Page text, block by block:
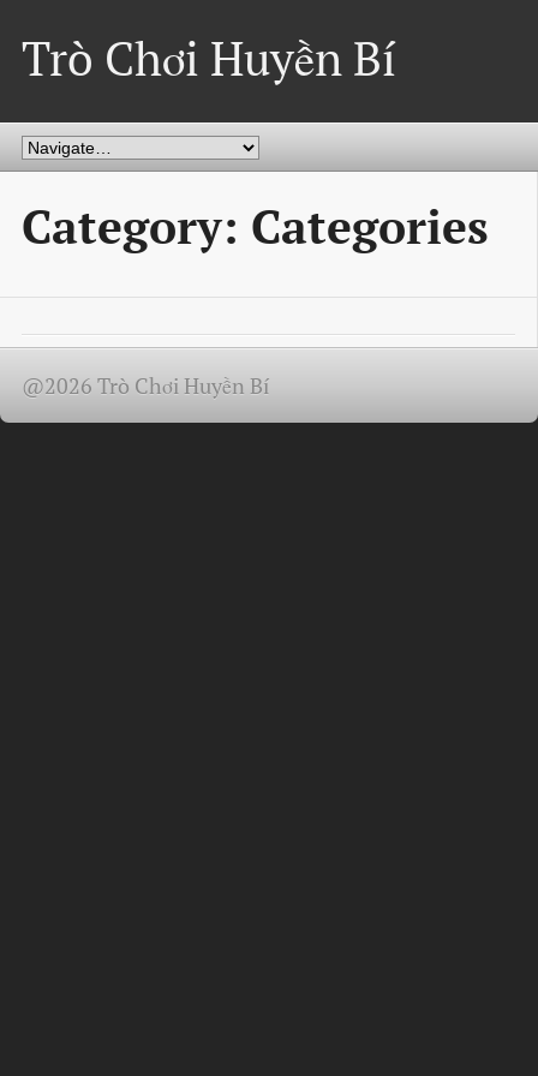
Trò Chơi Huyền Bí
Category: Categories
@2026 Trò Chơi Huyền Bí